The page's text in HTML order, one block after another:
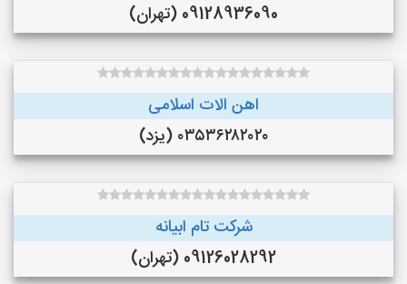
09128936090 (تهران)
اهن الات اسلامی
۰۳۵۳۶۲۸۲۰۲۰ (یزد)
شرکت تام ابیانه
09126028292 (تهران)